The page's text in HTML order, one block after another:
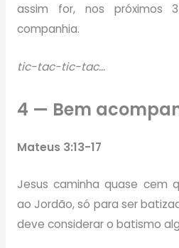
assim for, nos próximos
companhia.
tic-tac-tic-tac…
4 — Bem
Mateus 3:13-17
Jesus caminha quase cem
ao Jordão, só para ser
deve considerar o batismo